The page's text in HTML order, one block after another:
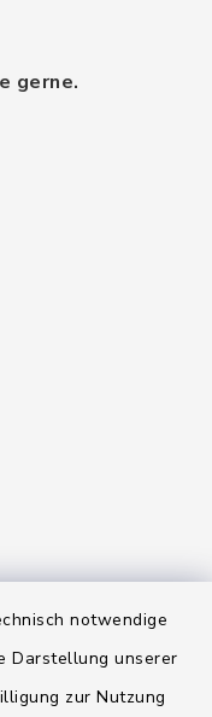
notwendige
Darstellung unserer
zur Nutzung
gerne.